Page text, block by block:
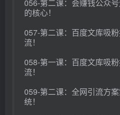
056-第二课：会赚钱公众
的核心！
057-第二课：百度文库吸
流！
058-第一课：百度文库吸
流！
059-第二课：全网引流方
统！